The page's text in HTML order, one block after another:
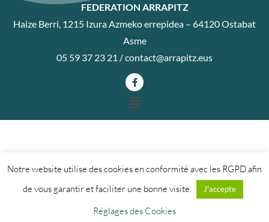
FEDERATION ARRAPITZ
Haize Berri, 1215 Izura Azmeko errepidea – 64120 Ostabat
Asme
05 59 37 23 21 /contact@arrapitz.eus
Notre website utilise des cookies en conformité avec les RGPD afin
de vous garantir et faciliter une bonne visite.
J'accepte
Réglages des Cookies